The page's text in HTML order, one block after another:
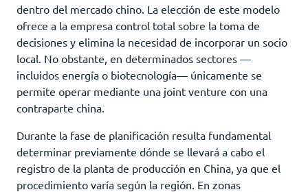
dentro del mercado chino. La elección de este modelo
ofrece a la empresa control total sobre la toma de
decisiones y elimina la necesidad de incorporar un socio
local. No obstante, en determinados sectores —
incluidos energía o biotecnología— únicamente se
permite operar mediante una joint venture con una
contraparte china.
Durante la fase de planificación resulta fundamental
determinar previamente dónde se llevará a cabo el
registro de la planta de producción en China, ya que el
procedimiento varía según la región. En zonas